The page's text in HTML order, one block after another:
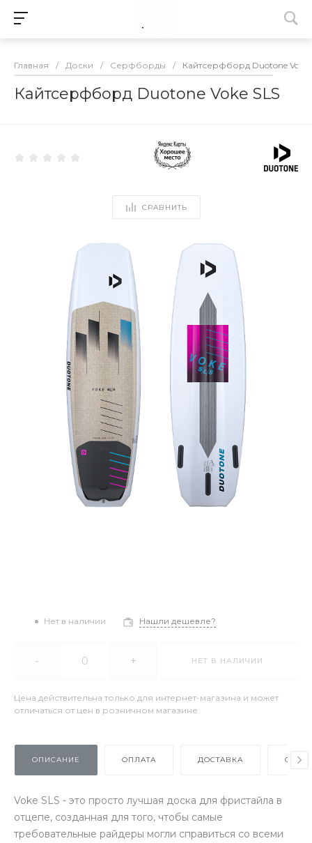
Главная / Доски / Серфборды / Кайтсерфборд Duotone Voke
Кайтсерфборд Duotone Voke SLS
СРАВНИТЬ
Нет в наличии Нашли дешевле?
- + НЕТ В НАЛИЧИИ
Цена действительна только для интернет-магазина и может
отличаться от цен в розничном магазине
ОПИСАНИЕ ОПЛАТА ДОСТАВКА
Voke SLS - это просто лучшая доска для фристайла в
отцепе, созданная для того, чтобы самые
требовательные райдеры могли справиться со всеми